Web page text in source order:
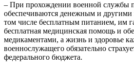
– При прохождении военной службы
обеспечиваются денежным и другими
том числе бесплатным питанием, им
бесплатная медицинская помощь и
медикаментами, а жизнь и здоровье
военнослужащего обязательно
федерального бюджета.